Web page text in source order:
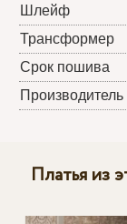
Шлейф
Трансформер
Срок пошива
Производитель
Платья из